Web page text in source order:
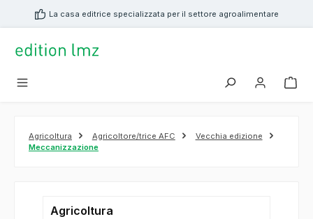
principaleLa casa editrice specializzata per il settore agroalimentare
Agricoltura Agricoltore/trice AFC
Vecchia edizione
Meccanizzazione
Agricoltura